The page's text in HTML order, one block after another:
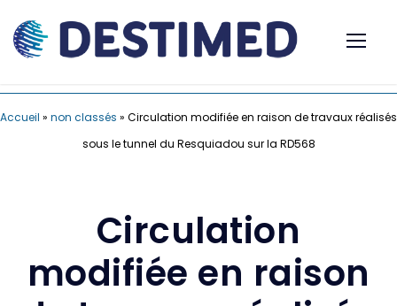
Accueil » non classés » Circulation modifiée en raison de travaux réalisés
sous le tunnel du Resquiadou sur la RD568
Circulation
modifiée en raison